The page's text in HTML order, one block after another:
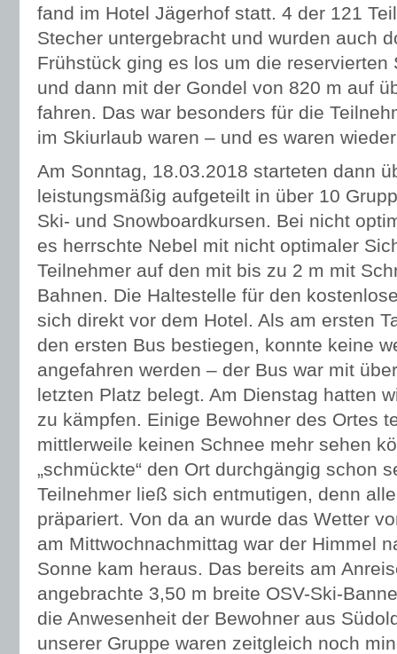
fand im Hotel Jägerhof statt. 4 der 121
Stecher untergebracht und wurden auch
Frühstück ging es los um die
und dann mit der Gondel von 820 m auf
fahren. Das war besonders für die
im Skiurlaub waren – und es waren
Am Sonntag, 18.03.2018 starteten dann
leistungsmäßig aufgeteilt in über 10
Ski- und Snowboardkursen. Bei nicht
es herrschte Nebel mit nicht optimaler
Teilnehmer auf den mit bis zu 2 m mit
Bahnen. Die Haltestelle für den
sich direkt vor dem Hotel. Als am ersten
den ersten Bus bestiegen, konnte keine
angefahren werden – der Bus war mit
letzten Platz belegt. Am Dienstag hatten
zu kämpfen. Einige Bewohner des Ortes
mittlerweile keinen Schnee mehr sehen
„schmückte“ den Ort durchgängig schon
Teilnehmer ließ sich entmutigen, denn
präpariert. Von da an wurde das Wetter
am Mittwochnachmittag war der Himmel
Sonne kam heraus. Das bereits am
angebrachte 3,50 m breite OSV-Ski-
die Anwesenheit der Bewohner aus
unserer Gruppe waren zeitgleich noch